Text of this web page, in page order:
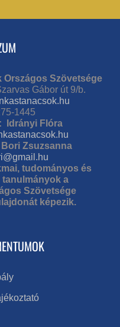
Szövetsége
Gábor út 9/b.
1445
Idrányi Flóra
Zsuzsanna
tudományos és
a
Szövetsége
képezik.